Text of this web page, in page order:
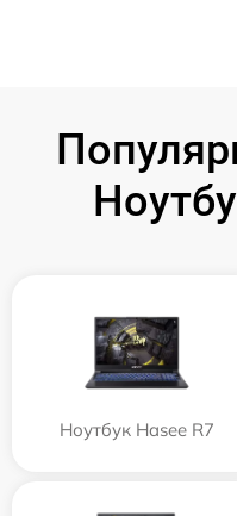
Ноутбук Hasee R7